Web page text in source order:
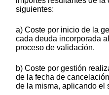
siguientes:
a) Coste por inicio de la
cada deuda incorporada
proceso de validación.
b) Coste por gestión
de la fecha de
de la misma, aplicando el